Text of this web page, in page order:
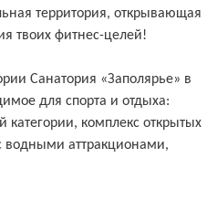
территория, открывающая
твоих фитнес-целей!
Санатория «Заполярье» в
для спорта и отдыха:
комплекс открытых
водными аттракционами,